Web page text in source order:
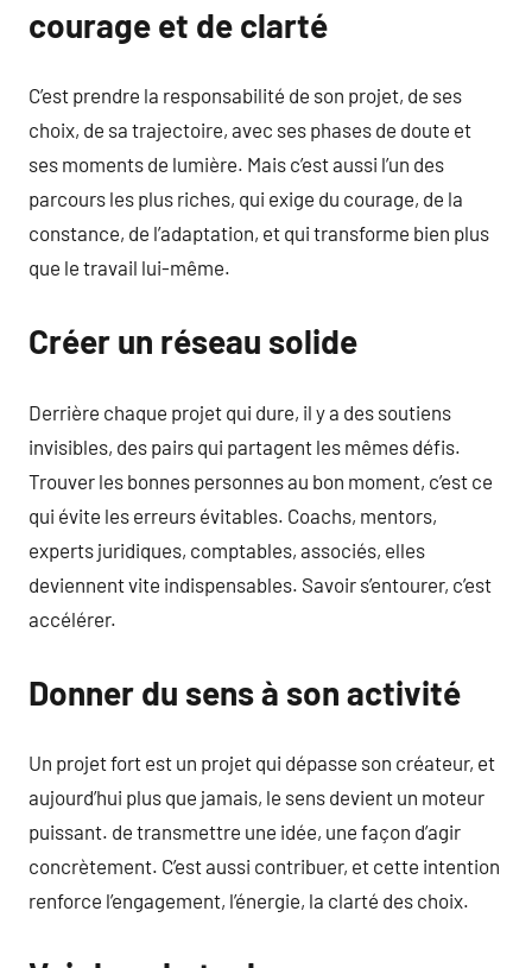
courage et de clarté
C’est prendre la responsabilité de son projet, de ses
choix, de sa trajectoire, avec ses phases de doute et
ses moments de lumière. Mais c’est aussi l’un des
parcours les plus riches, qui exige du courage, de la
constance, de l’adaptation, et qui transforme bien plus
que le travail lui-même.
Créer un réseau solide
Derrière chaque projet qui dure, il y a des soutiens
invisibles, des pairs qui partagent les mêmes défis.
Trouver les bonnes personnes au bon moment, c’est ce
qui évite les erreurs évitables. Coachs, mentors,
experts juridiques, comptables, associés, elles
deviennent vite indispensables. Savoir s’entourer, c’est
accélérer.
Donner du sens à son activité
Un projet fort est un projet qui dépasse son créateur, et
aujourd’hui plus que jamais, le sens devient un moteur
puissant. de transmettre une idée, une façon d’agir
concrètement. C’est aussi contribuer, et cette intention
renforce l’engagement, l’énergie, la clarté des choix.